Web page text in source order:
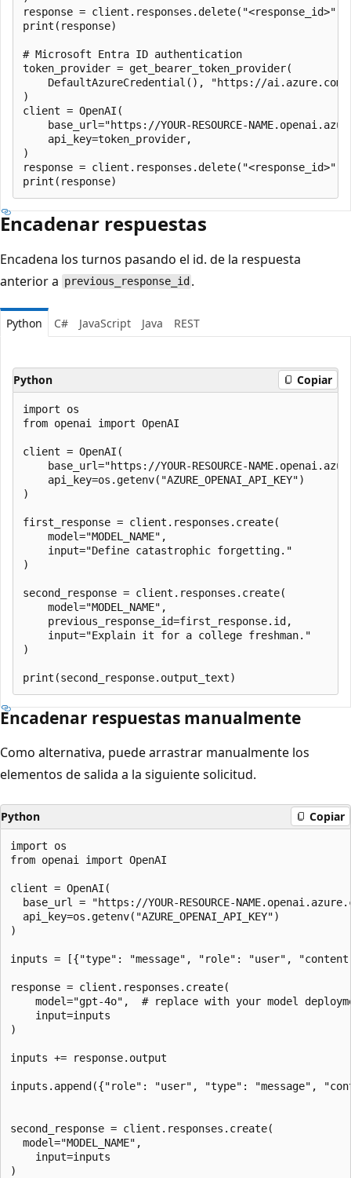
response = client.responses.delete("<response_id>")
print(response)
# Microsoft Entra ID authentication
token_provider = get_bearer_token_provider(
DefaultAzureCredential(), "https://
)
client = OpenAI(
base_url="https://YOUR-RESOURCE-
    api_key=token_provider,
)
response = client.responses.delete("<response_id>")
Encadenar respuestas
Encadena los turnos pasando el id. de la respuesta
anterior a previous_response_id .
Python C# JavaScript Java REST
Python Copiar
import os
from openai import OpenAI
client = OpenAI(
base_url="https://YOUR-RESOURCE-
    api_key=os.getenv("AZURE_OPENAI_API_KEY")
)
first_response = client.responses.create(
    model="MODEL_NAME",
    input="Define catastrophic forgetting."
)
second_response = client.responses.create(
    model="MODEL_NAME",
    previous_response_id=first_response.id,
    input="Explain it for a college freshman."
)
Encadenar respuestas manualmente
Como alternativa, puede arrastrar manualmente los
elementos de salida a la siguiente solicitud.
Python Copiar
import os
from openai import OpenAI
client = OpenAI(
base_url = "https://YOUR-RESOURCE-
  api_key=os.getenv("AZURE_OPENAI_API_KEY")
)
inputs = [{"type": "message", "role": "user",
response = client.responses.create(
model="gpt-4o",  # replace with your model
    input=inputs
)
inputs += response.output
inputs.append({"role": "user", "type": "message",
second_response = client.responses.create(
  model="MODEL_NAME",
    input=inputs
)